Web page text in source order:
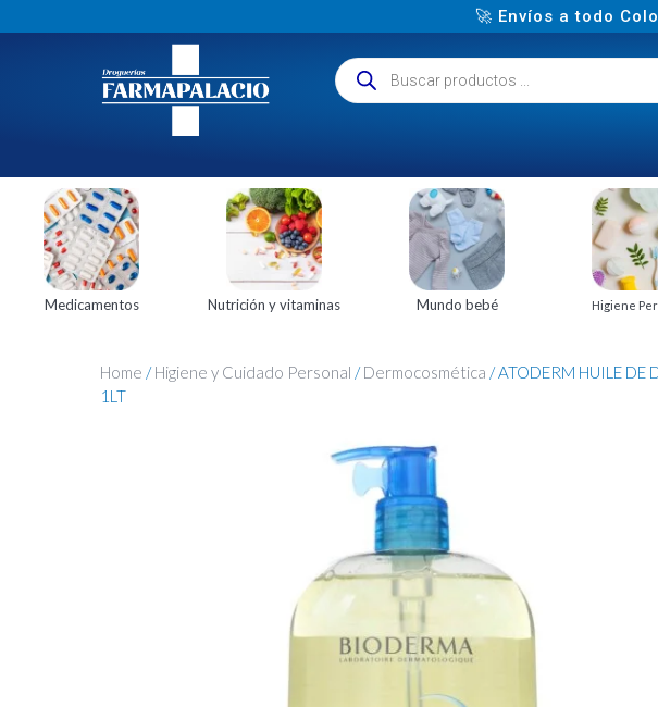
🚀 Envíos a todo
Medicamentos Nutrición y vitaminas Mundo bebé Higiene
Home /Higiene y Cuidado Personal /Dermocosmética / ATODERM HUILE DE
1LT